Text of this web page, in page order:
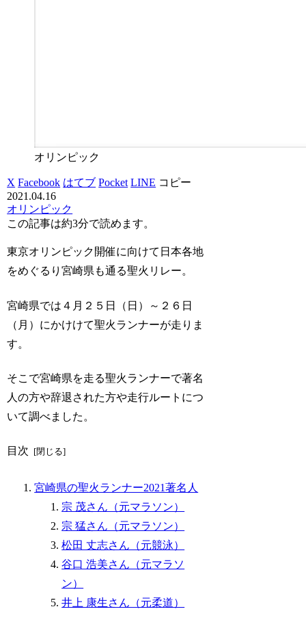
オリンピック
X Facebook はてブ Pocket LINE コピー
2021.04.16
オリンピック
この記事は約3分で読めます。
東京オリンピック開催に向けて日本各地
をめぐるり宮崎県も通る聖火リレー。
宮崎県では４月２５日（日）～２６日
（月）にかけけて聖火ランナーが走りま
す。
そこで宮崎県を走る聖火ランナーで著名
人の方や辞退された方や走行ルートにつ
いて調べました。
目次
宮崎県の聖火ランナー2021著名人
宗 茂さん（元マラソン）
宗 猛さん（元マラソン）
松田 丈志さん（元競泳）
谷口 浩美さん（元マラソ
ン）
井上 康生さん（元柔道）